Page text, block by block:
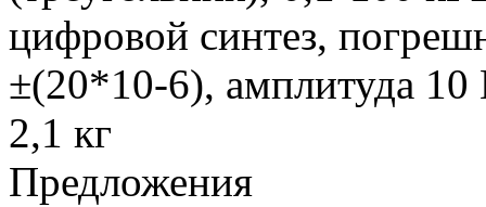
цифровой синтез,
±(20*10-6), амплитуда 10
2,1 кг
Предложения